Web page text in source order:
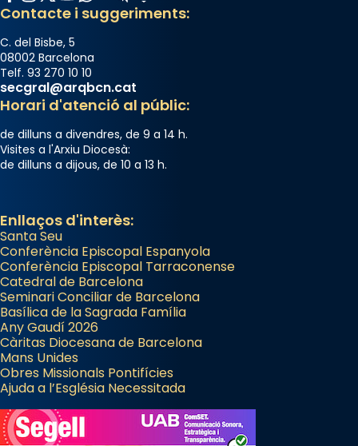
Contacte i suggeriments:
C. del Bisbe, 5
08002 Barcelona
Telf. 93 270 10 10
secgral@arqbcn.cat
Horari d'atenció al públic:
de dilluns a divendres, de 9 a 14 h.
Visites a l'Arxiu Diocesà:
de dilluns a dijous, de 10 a 13 h.
Enllaços d'interès:
Santa Seu
Conferència Episcopal Espanyola
Conferència Episcopal Tarraconense
Catedral de Barcelona
Seminari Conciliar de Barcelona
Basílica de la Sagrada Família
Any Gaudí 2026
Càritas Diocesana de Barcelona
Mans Unides
Obres Missionals Pontifícies
Ajuda a l’Església Necessitada